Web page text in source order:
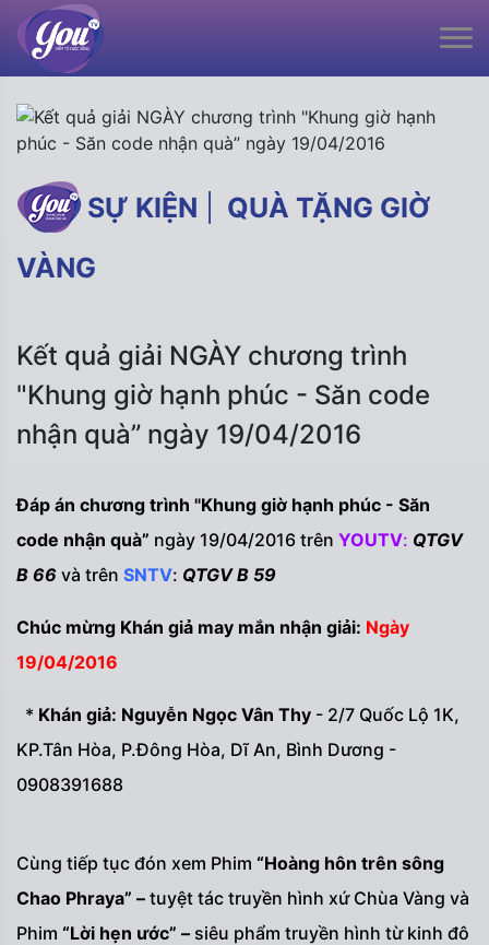
SỰ KIỆN
QUÀ TẶNG GIỜ
VÀNG
Kết quả giải NGÀY chương trình
"Khung giờ hạnh phúc - Săn code
nhận quà” ngày 19/04/2016
Đáp án chương trình "Khung giờ hạnh phúc - Săn
code nhận quà” ngày 19/04/2016 trên YOUTV: QTGV
B 66 và trên SNTV: QTGV B 59
Chúc mừng Khán giả may mắn nhận giải: Ngày
19/04/2016
* Khán giả: Nguyễn Ngọc Vân Thy - 2/7 Quốc Lộ 1K,
KP.Tân Hòa, P.Đông Hòa, Dĩ An, Bình Dương -
0908391688
Cùng tiếp tục đón xem Phim “Hoàng hôn trên sông
Chao Phraya” – tuyệt tác truyền hình xứ Chùa Vàng và
Phim “Lời hẹn ước” – siêu phẩm truyền hình từ kinh đô